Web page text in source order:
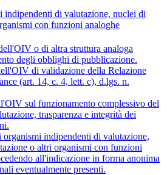
indipendenti di valutazione, nuclei di
con funzioni analoghe
o di altra struttura analoga
degli obblighi di pubblicazione.
di validazione della Relazione
(art. 14, c. 4, lett. c), d.lgs. n.
sul funzionamento complessivo del
trasparenza e integrità dei
indipendenti di valutazione,
o altri organismi con funzioni
all'indicazione in forma anonima
eventualmente presenti.